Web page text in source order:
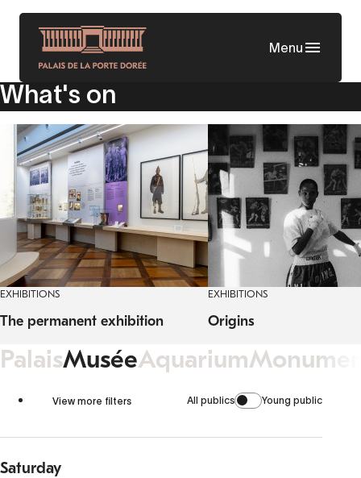
Skip
content
Menu
What's on
EXHIBITIONS
The permanent exhibition
EXHIBITIONS
Origins
PalaisMuséeAquarium
View more filters All publics Young public
Saturday